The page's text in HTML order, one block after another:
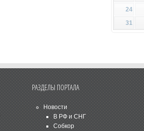
24
31
РАЗДЕЛЫ ПОРТАЛА
Новости
В РФ и СНГ
Собкор